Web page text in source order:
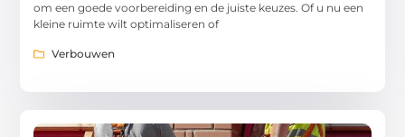
om een goede voorbereiding en de juiste keuzes. Of u nu een
kleine ruimte wilt optimaliseren of
Verbouwen